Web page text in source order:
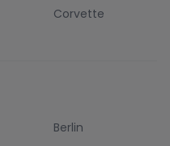
Corvette
Berlin